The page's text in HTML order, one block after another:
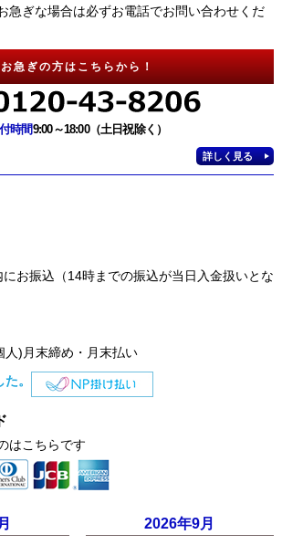
急ぎな場合は必ずお電話でお問い合わせくだ
お急ぎの方はこちらから！
時間9:00～18:00（土日祝除く）
詳しく見る
お振込（14時までの振込が当日入金扱いとな
人)月末締め・月末払い
。
はこちらです
2026年9月